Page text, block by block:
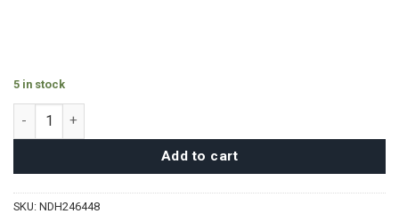
5 in stock
Rooibus Tekanna (3L) - Silver quantity
Add to cart
SKU: NDH246448